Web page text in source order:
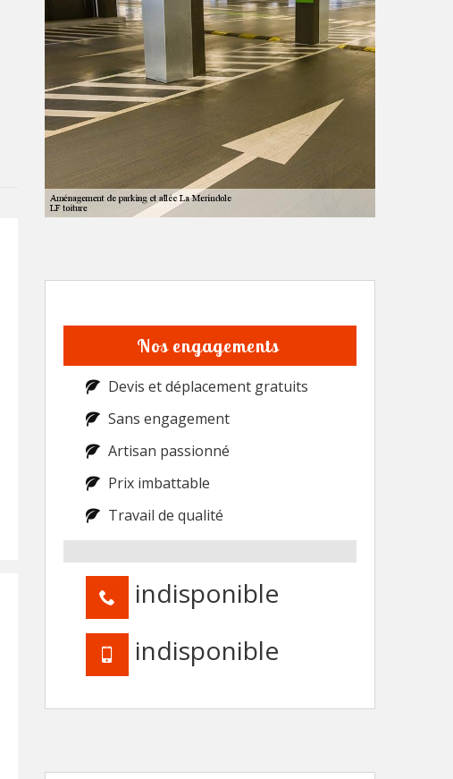
Nos engagements
Devis et déplacement gratuits
Sans engagement
Artisan passionné
Prix imbattable
Travail de qualité
indisponible
indisponible